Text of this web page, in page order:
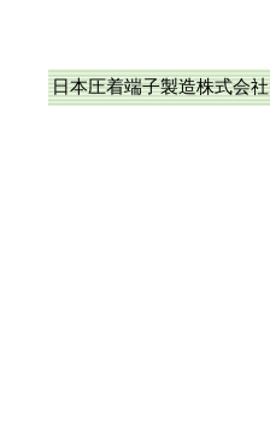
日本圧着端子製造株式会社